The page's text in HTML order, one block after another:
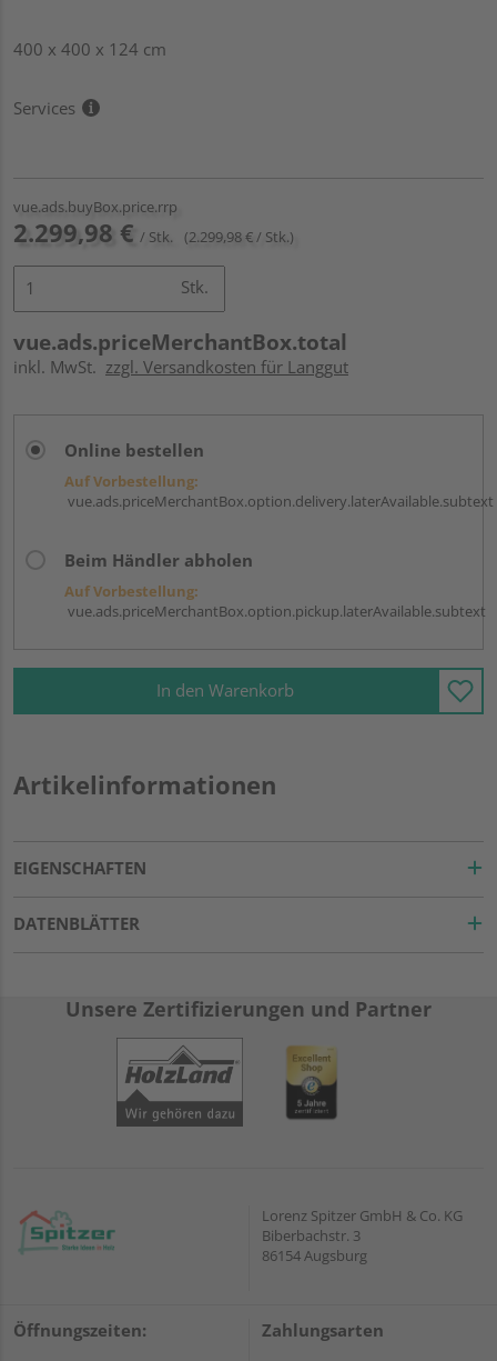
400 x 400 x 124 cm
Services
vue.ads.buyBox.price.rrp
2.299,98 € / Stk. (2.299,98 € / Stk.)
Stk.
vue.ads.priceMerchantBox.total
inkl. MwSt. zzgl. Versandkosten für Langgut
Online bestellen
Auf Vorbestellung:
vue.ads.priceMerchantBox.option.delivery.laterAvailable.subtext
Beim Händler abholen
Auf Vorbestellung:
vue.ads.priceMerchantBox.option.pickup.laterAvailable.subtext
In den Warenkorb
Artikelinformationen
EIGENSCHAFTEN
DATENBLÄTTER
Unsere Zertifizierungen und Partner
Lorenz Spitzer GmbH & Co. KG
Biberbachstr. 3
86154 Augsburg
Öffnungszeiten: Zahlungsarten